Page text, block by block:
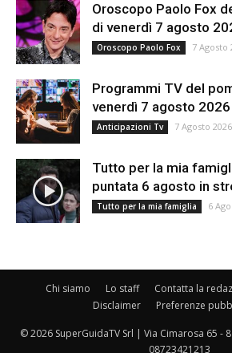
Oroscopo Paolo Fox
di venerdì 7 agosto
Oroscopo Paolo Fox 7 Agosto
Programmi TV del
venerdì 7 agosto 2026
Anticipazioni Tv 7 Agosto 2026
Tutto per la mia
puntata 6 agosto in
Tutto per la mia famiglia 6
Chi siamo Lo staff Contatta la
Disclaimer
Preferenze
© 2026 SuperGuidaTV Srl | Via Cimarosa 65 -
08723421213